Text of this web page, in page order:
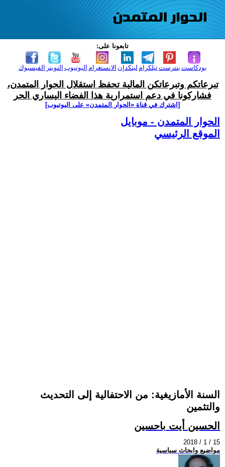
تابعونا على:
الفيسبوك التويتر اليوتيوب الانستغرام لينكدإن تيلكرامبنترست بودكاست
تبرعاتكم وتبرعاتكن المالية تحفظ استقلال الحوار المتمدن،
فشاركونا في دعم استمرارية هذا الفضاء اليساري الحر
[اشترك في قناة ‫«الحوار المتمدن» على اليوتيوب]
الحوار المتمدن - موبايل
الموقع الرئيسي
السنة الأمازيغية: من الاحتفالية إلى التحديث
والتثمين
الحسين أيت باحسين
2018 / 1 / 15
مواضيع وابحاث سياسية